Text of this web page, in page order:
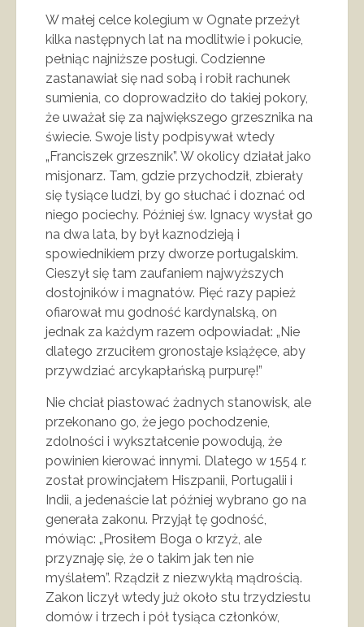
W małej celce kolegium w Ognate przeżył
kilka następnych lat na modlitwie i pokucie,
pełniąc najniższe posługi. Codzienne
zastanawiał się nad sobą i robił rachunek
sumienia, co doprowadziło do takiej pokory,
że uważał się za największego grzesznika na
świecie. Swoje listy podpisywał wtedy
„Franciszek grzesznik”. W okolicy działał jako
misjonarz. Tam, gdzie przychodził, zbierały
się tysiące ludzi, by go słuchać i doznać od
niego pociechy. Później św. Ignacy wysłał go
na dwa lata, by był kaznodzieją i
spowiednikiem przy dworze portugalskim.
Cieszył się tam zaufaniem najwyższych
dostojników i magnatów. Pięć razy papież
ofiarował mu godność kardynalską, on
jednak za każdym razem odpowiadał: „Nie
dlatego zrzuciłem gronostaje książęce, aby
przywdziać arcykapłańską purpurę!”
Nie chciał piastować żadnych stanowisk, ale
przekonano go, że jego pochodzenie,
zdolności i wykształcenie powodują, że
powinien kierować innymi. Dlatego w 1554 r.
został prowincjałem Hiszpanii, Portugalii i
Indii, a jedenaście lat później wybrano go na
generała zakonu. Przyjął tę godność,
mówiąc: „Prosiłem Boga o krzyż, ale
przyznaję się, że o takim jak ten nie
myślałem”. Rządził z niezwykłą mądrością.
Zakon liczył wtedy już około stu trzydziestu
domów i trzech i pół tysiąca członków,